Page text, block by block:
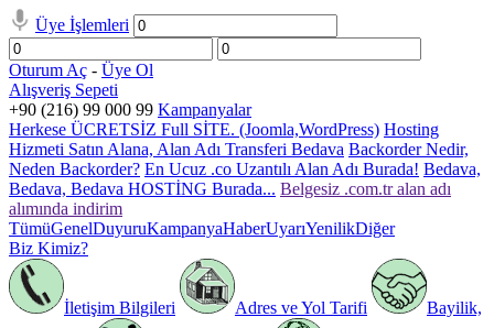
Üye İşlemleri
Oturum Aç - Üye Ol
Alışveriş Sepeti
+90 (216) 99 000 99 Kampanyalar
Herkese ÜCRETSİZ Full SİTE. (Joomla,WordPress) Hosting
Hizmeti Satın Alana, Alan Adı Transferi Bedava Backorder Nedir,
Neden Backorder? En Ucuz .co Uzantılı Alan Adı Burada! Bedava,
Bedava, Bedava HOSTİNG Burada... Belgesiz .com.tr alan adı
alımında indirim
TümüGenelDuyuruKampanyaHaberUyarıYenilikDiğer
Biz Kimiz?
İletişim Bilgileri Adres ve Yol Tarifi Bayilik,